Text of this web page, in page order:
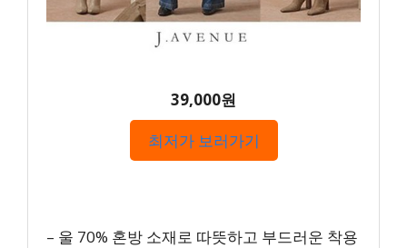
39,000원
최저가 보러가기
– 울 70% 혼방 소재로 따뜻하고 부드러운 착용